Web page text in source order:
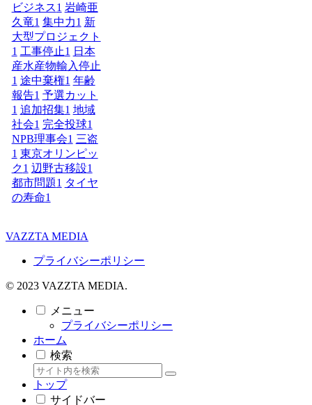
ビジネス1 岩崎亜
久竜1 集中力1 新
大型プロジェクト
1 工事停止1 日本
産水産物輸入停止
1 途中棄権1 年齢
報告1 予選カット
1 追加招集1 地域
社会1 完全投球1
NPB理事会1 三盗
1 東京オリンピッ
ク1 辺野古移設1
都市問題1 タイヤ
の寿命1
VAZZTA MEDIA
プライバシーポリシー
© 2023 VAZZTA MEDIA.
メニュー
プライバシーポリシー
ホーム
検索
トップ
サイドバー